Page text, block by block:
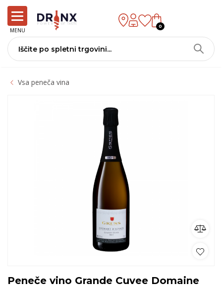
MENU
0
Vsa peneča vina
Peneče vino Grande Cuvee Domaine